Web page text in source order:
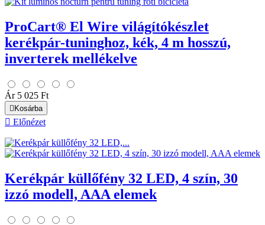
ProCart® El Wire világítókészlet
kerékpár-tuninghoz, kék, 4 m hosszú,
inverterek mellékelve
Ár 5 025 Ft
 Kosárba
 Előnézet
Kerékpár küllőfény 32 LED, 4 szín, 30
izzó modell, AAA elemek